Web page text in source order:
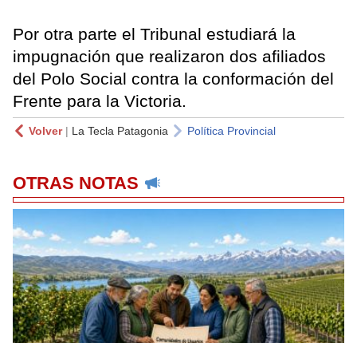
Por otra parte el Tribunal estudiará la
impugnación que realizaron dos afiliados
del Polo Social contra la conformación del
Frente para la Victoria.
Volver| La Tecla Patagonia Política Provincial
OTRAS NOTAS